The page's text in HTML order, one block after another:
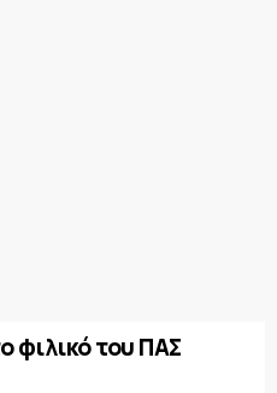
φιλικό του ΠΑΣ